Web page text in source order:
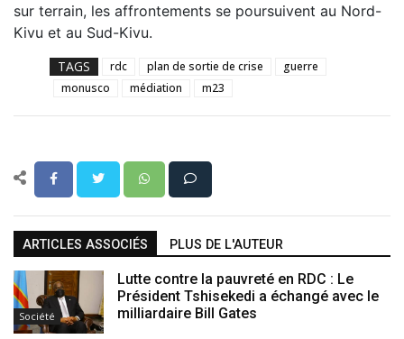
sur terrain, les affrontements se poursuivent au Nord-
Kivu et au Sud-Kivu.
TAGS rdc plan de sortie de crise
guerre
monusco
médiation m23
ARTICLES ASSOCIÉS PLUS DE L'AUTEUR
Société
Lutte contre la pauvreté en RDC : Le
Président Tshisekedi a échangé avec le
milliardaire Bill Gates